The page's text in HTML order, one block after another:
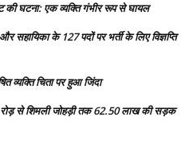
की घटना: एक व्यक्ति गंभीर रूप से घायल
सहायिका के 127 पदों पर भर्ती के लिए विज्ञप्ति
व्यक्ति चिता पर हुआ जिंदा
रोड़ से शिमली जोहड़ी तक 62.50 लाख की सड़क